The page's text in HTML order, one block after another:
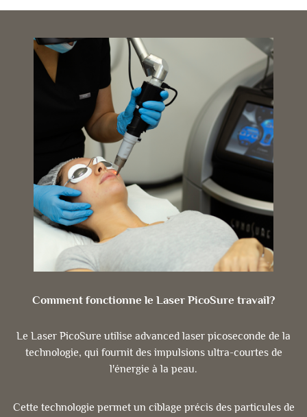
Comment fonctionne le Laser PicoSure travail?
Le Laser PicoSure utilise advanced laser picoseconde de la
technologie, qui fournit des impulsions ultra-courtes de
l'énergie à la peau.
Cette technologie permet un ciblage précis des particules de